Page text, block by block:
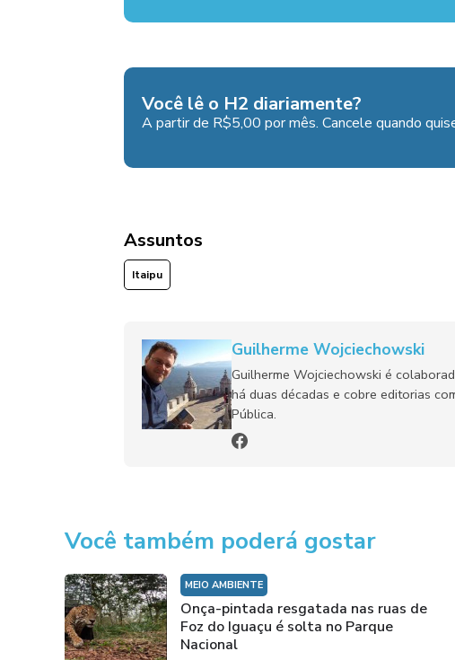
Você lê o H2 diariamente?
A partir de R$5,00 por mês. Cancele quando
Assuntos
Itaipu
Guilherme Wojciechowski
Guilherme Wojciechowski é
há duas décadas e cobre editorias
Pública.
Você também poderá gostar
MEIO AMBIENTE
Onça-pintada resgatada nas ruas de
Foz do Iguaçu é solta no Parque
Nacional